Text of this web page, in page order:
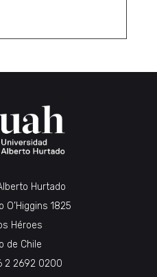
Hurtado
O’Higgins 1825
Héroes
de Chile
2 2692 0200